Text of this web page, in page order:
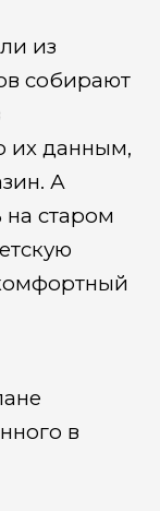
из
собирают
их данным,
А
старом
в